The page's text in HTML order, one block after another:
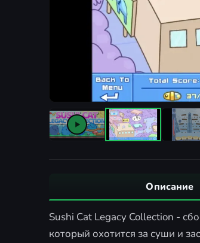
Описание
Sushi Cat Legacy Collection -
который охотится за суши и